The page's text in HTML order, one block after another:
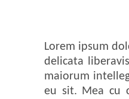
Lorem ipsum
delicata
maiorum
eu sit. Mea cu